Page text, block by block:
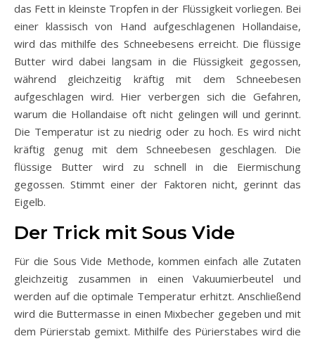
das Fett in kleinste Tropfen in der Flüssigkeit vorliegen. Bei
einer klassisch von Hand aufgeschlagenen Hollandaise,
wird das mithilfe des Schneebesens erreicht. Die flüssige
Butter wird dabei langsam in die Flüssigkeit gegossen,
während gleichzeitig kräftig mit dem Schneebesen
aufgeschlagen wird. Hier verbergen sich die Gefahren,
warum die Hollandaise oft nicht gelingen will und gerinnt.
Die Temperatur ist zu niedrig oder zu hoch. Es wird nicht
kräftig genug mit dem Schneebesen geschlagen. Die
flüssige Butter wird zu schnell in die Eiermischung
gegossen. Stimmt einer der Faktoren nicht, gerinnt das
Eigelb.
Der Trick mit Sous Vide
Für die Sous Vide Methode, kommen einfach alle Zutaten
gleichzeitig zusammen in einen Vakuumierbeutel und
werden auf die optimale Temperatur erhitzt. Anschließend
wird die Buttermasse in einen Mixbecher gegeben und mit
dem Pürierstab gemixt. Mithilfe des Pürierstabes wird die